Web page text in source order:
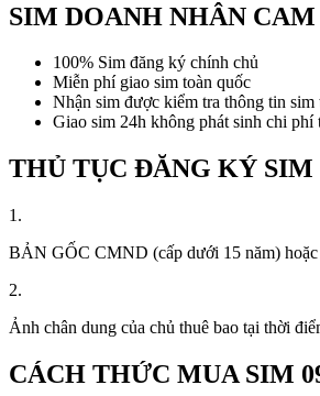
SIM DOANH NHÂN
100% Sim đăng ký chính chủ
Miễn phí giao sim toàn quốc
Nhận sim được kiểm tra thông tin
Giao sim 24h không phát sinh chi
THỦ TỤC ĐĂNG KÝ SIM
1.
BẢN GỐC CMND (cấp dưới 15 năm) hoặc
2.
Ảnh chân dung của chủ thuê bao tại thời
CÁCH THỨC MUA SIM